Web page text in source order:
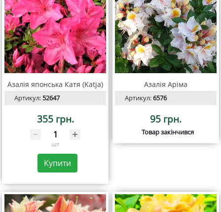
Азалія японська Катя (Katja)
Артикул:52647
355 грн.
шт
Купити
Азалія Аріма
Артикул:6576
95 грн.
Товар закінчився